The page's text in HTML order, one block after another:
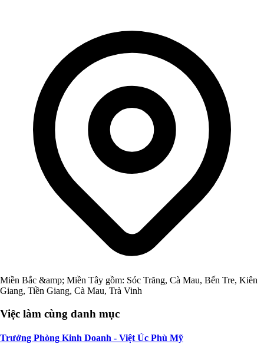
Miền Bắc &amp; Miền Tây gồm: Sóc Trăng, Cà Mau, Bến Tre, Kiên
Giang, Tiền Giang, Cà Mau, Trà Vinh
Việc làm cùng danh mục
Trưởng Phòng Kinh Doanh - Việt Úc Phù Mỹ